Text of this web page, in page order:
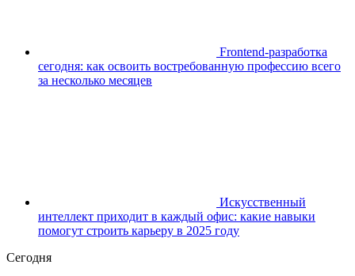
Frontend-разработка
сегодня: как освоить востребованную профессию всего
за несколько месяцев
Искусственный
интеллект приходит в каждый офис: какие навыки
помогут строить карьеру в 2025 году
Сегодня